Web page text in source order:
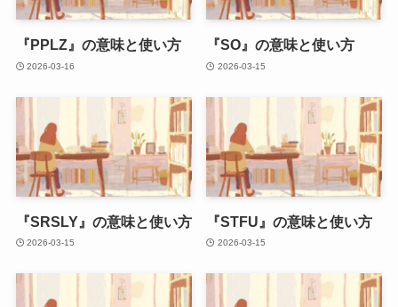
『PPLZ』の意味と使い方
2026-03-16
『SO』の意味と使い方
2026-03-15
『SRSLY』の意味と使い方
2026-03-15
『STFU』の意味と使い方
2026-03-15